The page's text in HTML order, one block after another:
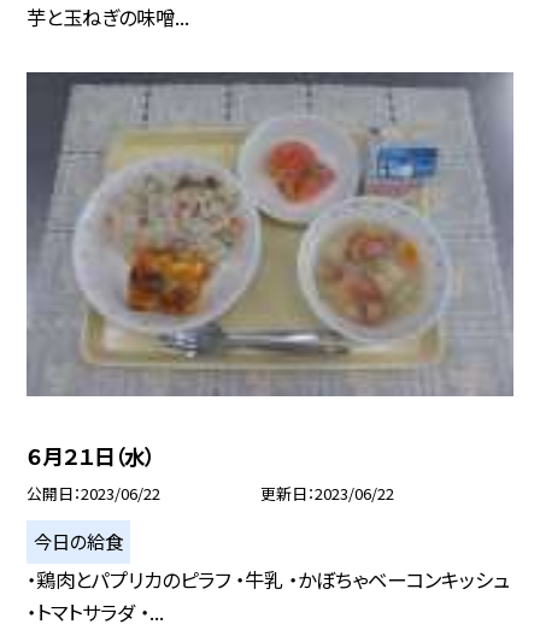
芋と玉ねぎの味噌...
６月２１日（水）
公開日 2023/06/22 更新日 2023/06/22
今日の給食
・鶏肉とパプリカのピラフ ・牛乳 ・かぼちゃベーコンキッシュ
・トマトサラダ ・...